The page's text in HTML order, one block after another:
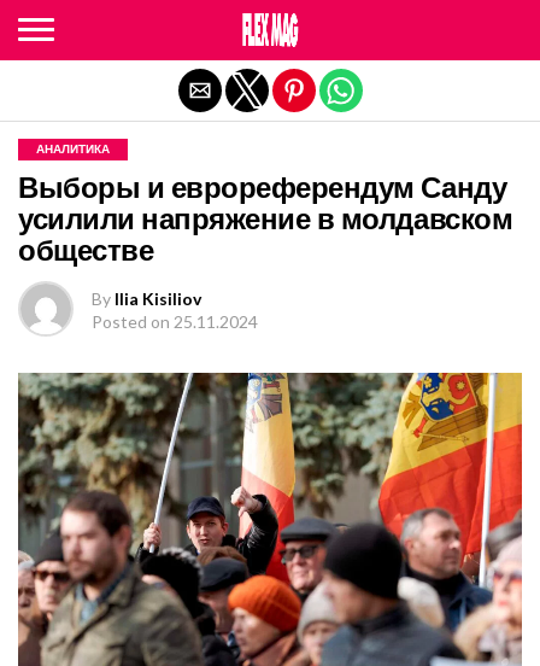
АНАЛИТИКА
Выборы и еврореферендум Санду
усилили напряжение в молдавском
обществе
By Ilia Kisiliov
Posted on 25.11.2024
Exit mobile version